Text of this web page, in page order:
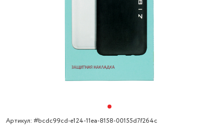
Артикул: #bcdc99cd-e124-11ea-8158-00155d7f264c